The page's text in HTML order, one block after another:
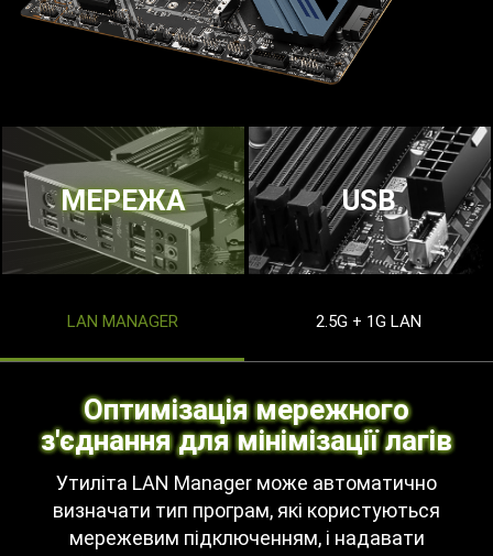
МЕРЕЖА USB
LAN MANAGER 2.5G + 1G LAN
Оптимізація мережного
з'єднання для мінімізації лагів
Утиліта LAN Manager може автоматично
визначати тип програм, які користуються
мережевим підключенням, і надавати